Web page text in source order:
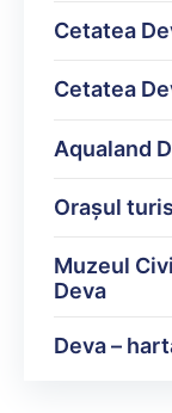
Cetatea
Cetatea
Aqualand
Oraşul
Muzeul
Deva
Deva –